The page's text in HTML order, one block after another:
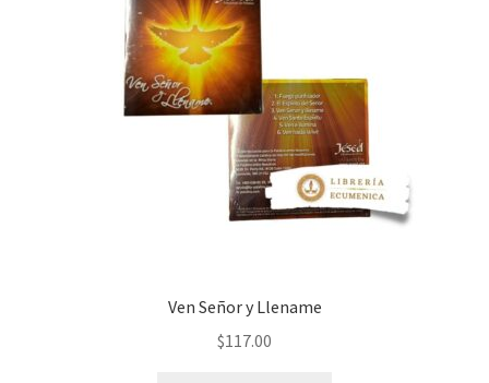
Ven Señor y Llename
$117.00